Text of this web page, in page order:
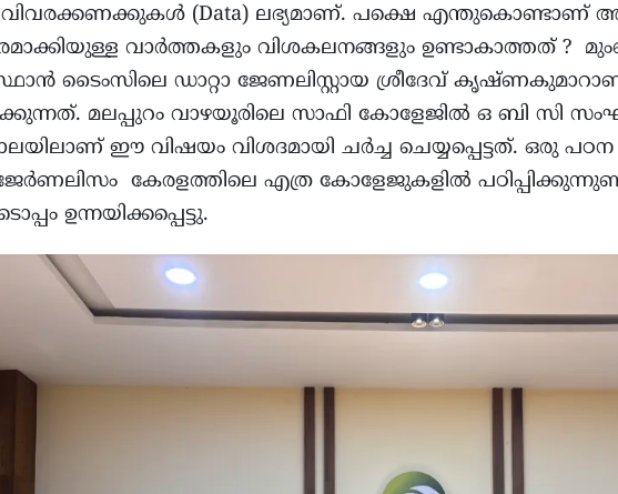
(Data) ലഭ്യമാണ്. പക്ഷെ എന്തുകൊണ്ടാണ്
വാര്‍ത്തകളും വിശകലനങ്ങളും ഉണ്ടാകാത്തത് ?
ടൈംസിലെ ഡാറ്റാ ജേണലിസ്റ്റായ ശ്രീദേവ്
മലപ്പുറം വാഴയൂരിലെ സാഫി കോളേജില്‍ ഒ ബി സി
ഈ വിഷയം വിശദമായി ചര്‍ച്ച ചെയ്യപ്പെട്ടത്. ഒരു
കേരളത്തിലെ എത്ര കോളേജുകളിൽ
ഉന്നയിക്കപ്പെട്ടു.